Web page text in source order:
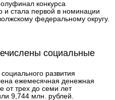
конкурса
и стала первой в номинации
федеральному округу.
социальные
развития
ежемесячная денежная
от трех до семи лет
9,744 млн. рублей.